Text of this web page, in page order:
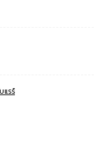
แรร์